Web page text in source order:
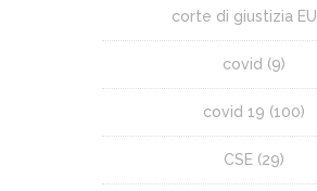
corte di giustizia EU
covid (9)
covid 19 (100)
CSE (29)